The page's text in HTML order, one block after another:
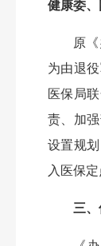
健康委
原
为由退
医保局
责、加
设置规
入医保
三